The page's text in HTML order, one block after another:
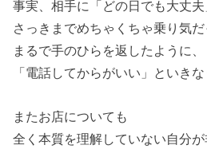
事実、相手に「どの日でも大丈夫
さっきまでめちゃくちゃ乗り気だ
まるで手のひらを返したように、
「電話してからがいい」といき
またお店についても
全く本質を理解していない自分